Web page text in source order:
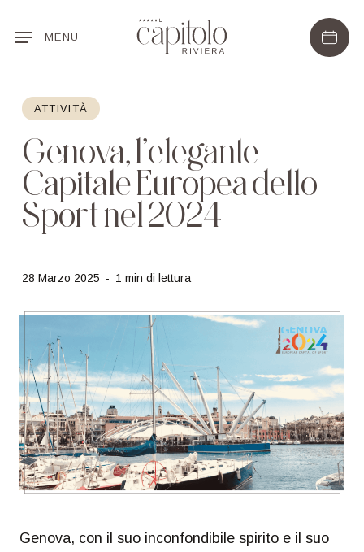
MENU
ATTIVITÀ
Genova, l’elegante
Capitale Europea dello
Sport nel 2024
28 Marzo 2025 1 min di lettura
Genova, con il suo inconfondibile spirito e il suo